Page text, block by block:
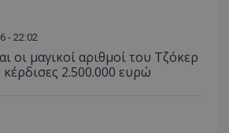
- 22:02
οι μαγικοί αριθμοί του Τζόκερ
2.500.000 ευρώ